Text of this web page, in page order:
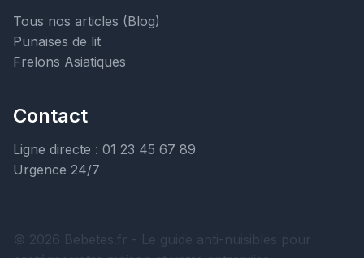
Tous nos articles (Blog)
Punaises de lit
Frelons Asiatiques
Contact
Ligne directe : 01 23 45 67 89
Urgence 24/7
© 2026 Bebetes.fr - Le guide anti-nuisibles pour